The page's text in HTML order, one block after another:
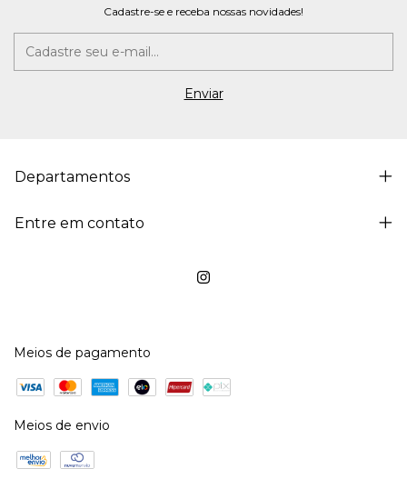
Cadastre-se e receba nossas novidades!
Departamentos
Entre em contato
Meios de pagamento
Meios de envio